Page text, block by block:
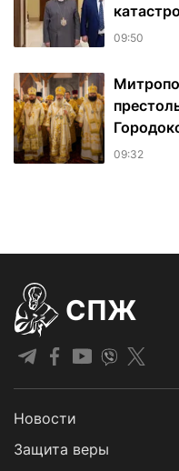
09:50
09:32
СПЖ
Новости
Защита веры